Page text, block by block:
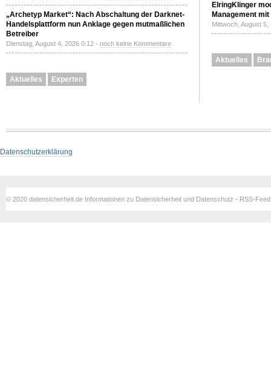
„Archetyp Market“: Nach Abschaltung der Darknet-
Handelsplattform nun Anklage gegen mutmaßlichen
Betreiber
Dienstag, August 4, 2026 0:12 - noch keine Kommentare
Aktuelles Experten
ElringKlinger
Management
Mittwoch, August
Aktuelles
Datenschutzerklärung
© 2020 datensicherheit.de Informationen zu Datensicherheit und Datenschutz - RSS-